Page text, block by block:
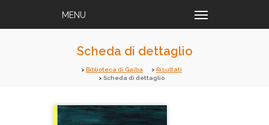
Scheda di dettaglio
Biblioteca di Gaiba
Risultati
Scheda di dettaglio